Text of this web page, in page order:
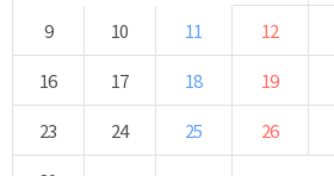
9
10 11 12
16
17 18 19
23
24 25 26